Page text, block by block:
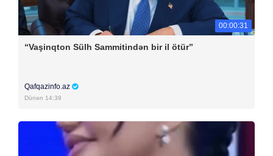
00:00:31
“Vaşinqton Sülh Sammitindən bir il ötür”
Qafqazinfo.az
Dünən 14:39